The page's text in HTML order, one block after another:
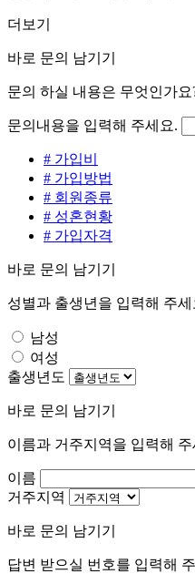
더보기
바로 문의 남기기
문의 하실 내용은 무엇인가요
문의내용을 입력해 주세요.
# 가입비
# 가입방법
# 회원종류
# 성혼현황
# 가입자격
바로 문의 남기기
성별과 출생년을 입력해 주세
남성
여성
출생년도
바로 문의 남기기
이름과 거주지역을 입력해 주
이름
거주지역
바로 문의 남기기
답변 받으실 번호를 입력해